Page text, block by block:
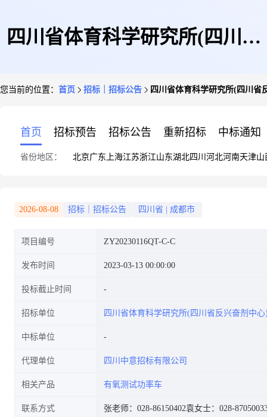
四川省体育科学研究所(四川省
您当前的位置： 首页 招标｜招标公告 四川省体育科学研究所(四川省
首页 招标预告 招标公告 重新招标 中标通知
省份地区： 北京广东 上海江苏浙江山东湖北四川 河北河南天津山
2026-08-08 招标｜招标公告 四川省 成都市
项目编号 ZY20230116QT-C-C
发布时间 2023-03-13 00:00:00
投标截止时间
招标单位 四川省体育科学研究所(四川省反兴奋剂中心
中标单位
代理单位 四川中意招标有限公司
相关产品 有氧测试功率车
联系方式 张老师：028-86150402袁女士：028-